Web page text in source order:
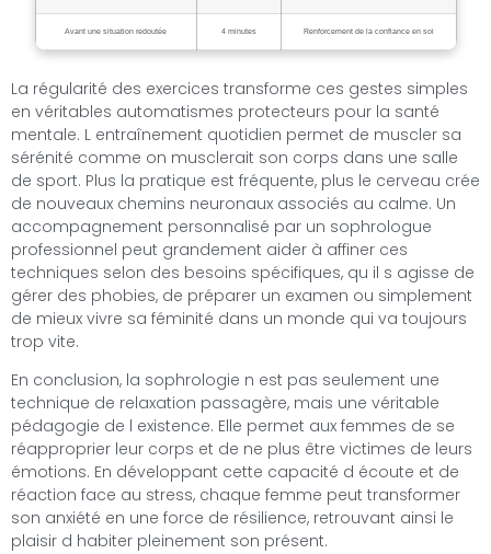
Avant une situation redoutée 4 minutes Renforcement de la confiance en soi
La régularité des exercices transforme ces gestes simples
en véritables automatismes protecteurs pour la santé
mentale. L entraînement quotidien permet de muscler sa
sérénité comme on musclerait son corps dans une salle
de sport. Plus la pratique est fréquente, plus le cerveau crée
de nouveaux chemins neuronaux associés au calme. Un
accompagnement personnalisé par un sophrologue
professionnel peut grandement aider à affiner ces
techniques selon des besoins spécifiques, qu il s agisse de
gérer des phobies, de préparer un examen ou simplement
de mieux vivre sa féminité dans un monde qui va toujours
trop vite.
En conclusion, la sophrologie n est pas seulement une
technique de relaxation passagère, mais une véritable
pédagogie de l existence. Elle permet aux femmes de se
réapproprier leur corps et de ne plus être victimes de leurs
émotions. En développant cette capacité d écoute et de
réaction face au stress, chaque femme peut transformer
son anxiété en une force de résilience, retrouvant ainsi le
plaisir d habiter pleinement son présent.